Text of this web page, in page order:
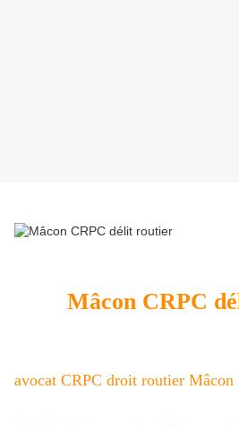
Mâcon CRPC
avocat CRPC droit routier Mâcon